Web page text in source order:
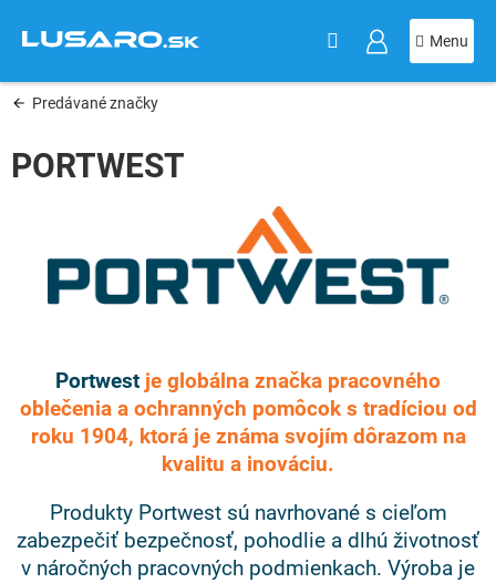
obsah
Predávané značky
PORTWEST
Portwest je globálna značka pracovného
oblečenia a ochranných pomôcok s tradíciou od
roku 1904, ktorá je známa svojím dôrazom na
kvalitu a inováciu.
Produkty Portwest sú navrhované s cieľom
zabezpečiť bezpečnosť, pohodlie a dlhú životnosť
v náročných pracovných podmienkach. Výroba je